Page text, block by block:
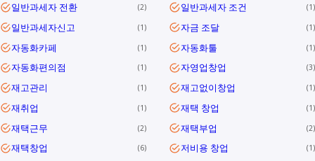
일반과세자 전환 2 일반과세자 조건 1
일반과세자신고 1 자금 조달 1
자동화카페 1 자동화툴 1
자동화편의점 1 자영업창업 3
재고관리 1 재고없이창업 1
재취업 1 재택 창업 1
재택근무 2 재택부업 2
재택창업 6 저비용 창업 1